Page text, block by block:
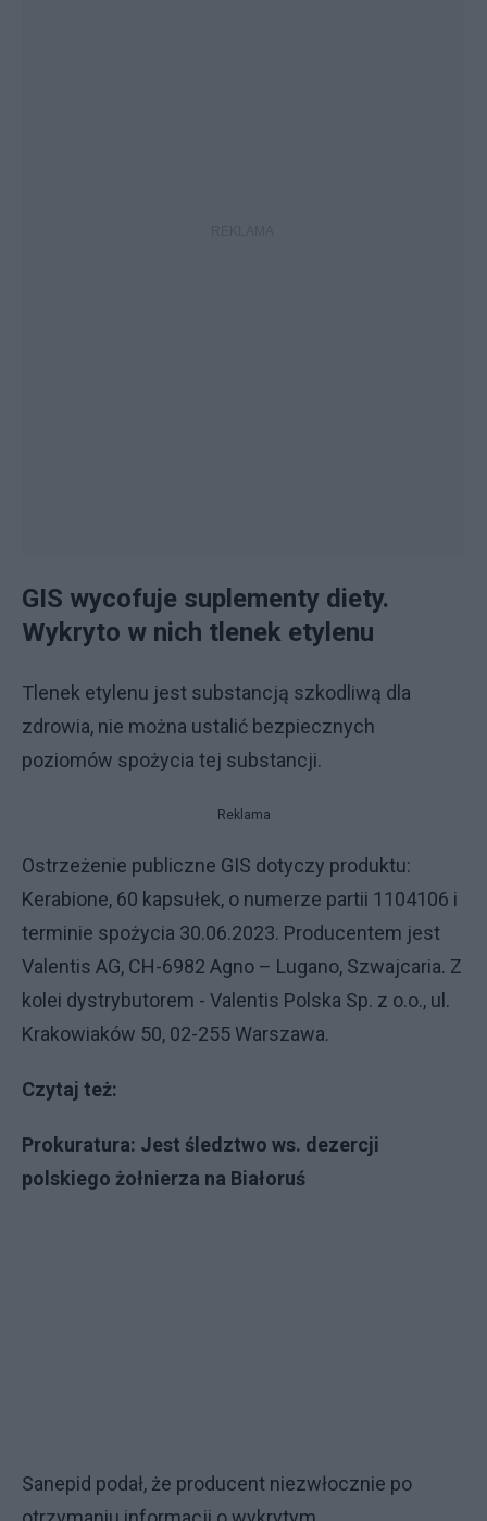
GIS wycofuje suplementy diety.
Wykryto w nich tlenek etylenu
Tlenek etylenu jest substancją szkodliwą dla
zdrowia, nie można ustalić bezpiecznych
poziomów spożycia tej substancji.
Reklama
Ostrzeżenie publiczne GIS dotyczy produktu:
Kerabione, 60 kapsułek, o numerze partii 1104106 i
terminie spożycia 30.06.2023. Producentem jest
Valentis AG, CH-6982 Agno – Lugano, Szwajcaria. Z
kolei dystrybutorem - Valentis Polska Sp. z o.o., ul.
Krakowiaków 50, 02-255 Warszawa.
Czytaj też:
Prokuratura: Jest śledztwo ws. dezercji
polskiego żołnierza na Białoruś
Sanepid podał, że producent niezwłocznie po